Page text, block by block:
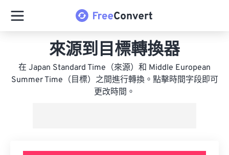
來源到目標轉換器
在 Japan Standard Time（來源）和 Middle European
Summer Time（目標）之間進行轉換。點擊時間字段即可
更改時間。